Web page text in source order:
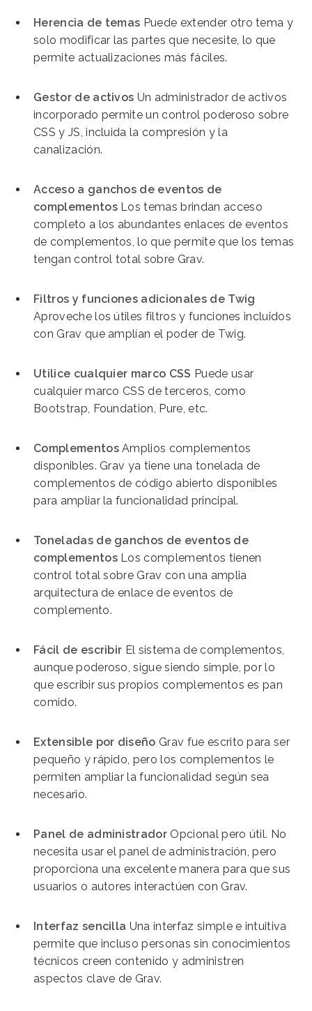
Herencia de temas Puede extender otro tema y
solo modificar las partes que necesite, lo que
permite actualizaciones más fáciles.
Gestor de activos Un administrador de activos
incorporado permite un control poderoso sobre
CSS y JS, incluida la compresión y la
canalización.
Acceso a ganchos de eventos de
complementosLos temas brindan acceso
completo a los abundantes enlaces de eventos
de complementos, lo que permite que los temas
tengan control total sobre Grav.
Filtros y funciones adicionales de Twig
Aproveche los útiles filtros y funciones incluidos
con Grav que amplían el poder de Twig.
Utilice cualquier marco CSS Puede usar
cualquier marco CSS de terceros, como
Bootstrap, Foundation, Pure, etc.
ComplementosAmplios complementos
disponibles. Grav ya tiene una tonelada de
complementos de código abierto disponibles
para ampliar la funcionalidad principal.
Toneladas de ganchos de eventos de
complementosLos complementos tienen
control total sobre Grav con una amplia
arquitectura de enlace de eventos de
complemento.
Fácil de escribir El sistema de complementos,
aunque poderoso, sigue siendo simple, por lo
que escribir sus propios complementos es pan
comido.
Extensible por diseño Grav fue escrito para ser
pequeño y rápido, pero los complementos le
permiten ampliar la funcionalidad según sea
necesario.
Panel de administrador Opcional pero útil. No
necesita usar el panel de administración, pero
proporciona una excelente manera para que sus
usuarios o autores interactúen con Grav.
Interfaz sencilla Una interfaz simple e intuitiva
permite que incluso personas sin conocimientos
técnicos creen contenido y administren
aspectos clave de Grav.